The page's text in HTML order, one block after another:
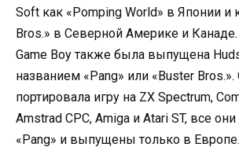
Soft как «Pomping World» в Японии и
Bros.» в Северной Америке и
Game Boy также была выпущена
названием «Pang» или «Buster Bros.».
портировала игру на ZX Spectrum,
Amstrad CPC, Amiga и Atari ST, все
«Pang» и выпущены только в